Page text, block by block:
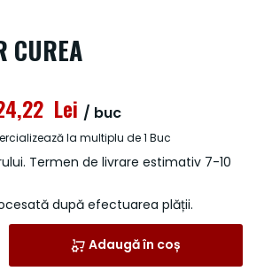
CUREA
Termen de livrare estimativ 7-10
după efectuarea plății.
Lei / buc
la multiplu de 1 Buc
Adaugă în coș